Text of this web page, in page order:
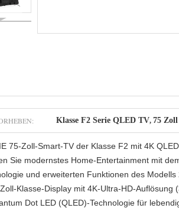
Klasse F2 Serie QLED TV, 75
75-Zoll-Smart-TV der Klasse F2 mit 4K
Sie modernstes Home-Entertainment mit
und erweiterten Funktionen des
Klasse-Display mit 4K-Ultra-HD-Auflösung
Dot LED (QLED)-Technologie für